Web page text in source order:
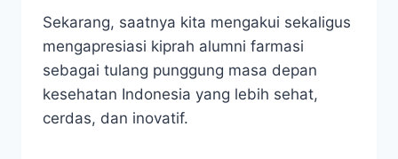
Sekarang, saatnya kita mengakui sekaligus
mengapresiasi kiprah alumni farmasi
sebagai tulang punggung masa depan
kesehatan Indonesia yang lebih sehat,
cerdas, dan inovatif.